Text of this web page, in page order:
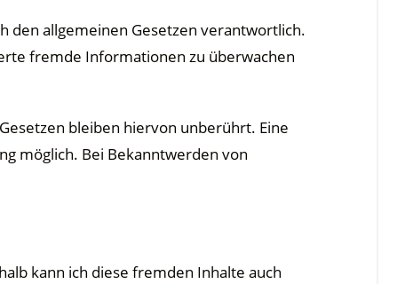
den allgemeinen Gesetzen verantwortlich.
fremde Informationen zu überwachen
bleiben hiervon unberührt. Eine
möglich. Bei Bekanntwerden von
kann ich diese fremden Inhalte auch